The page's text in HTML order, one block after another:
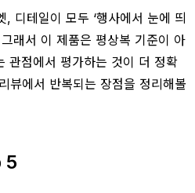
디테일이 모두 ‘행사에서 눈에 띄
래서 이 제품은 평상복 기준이 아
관점에서 평가하는 것이 더 정확
뷰에서 반복되는 장점을 정리해볼
5